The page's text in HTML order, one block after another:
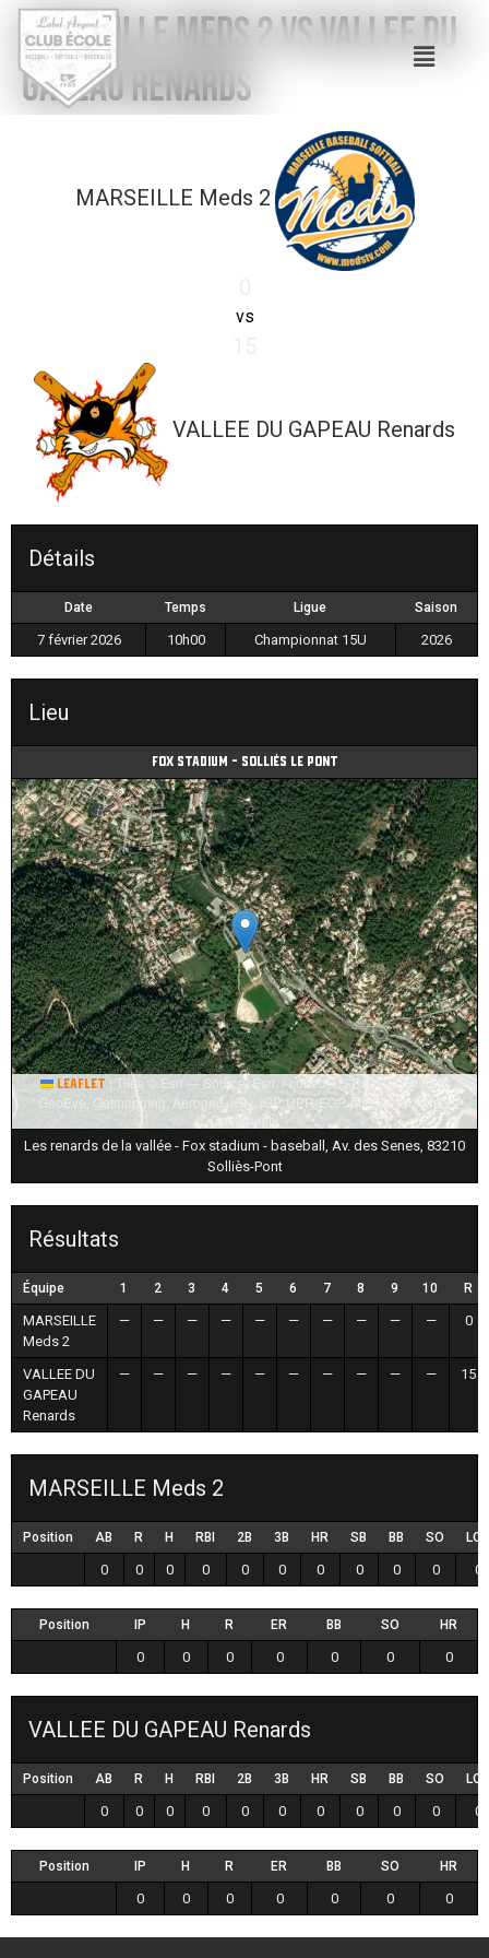
MARSEILLE Meds 2 vs VALLEE DU
GAPEAU Renards
MARSEILLE Meds 2
vs
VALLEE DU GAPEAU Renards
Détails
Date Temps Ligue Saison
7 février 2026 10h00 Championnat 15U 2026
Lieu
Fox Stadium - Solliès le Pont
Leaflet | Tiles © Esri — Source: Esri, i-cubed, USDA, USGS, AEX,
GeoEye, Getmapping, Aerogrid, IGN, IGP, UPR-EGP, and the GIS User
Community
Les renards de la vallée - Fox stadium - baseball, Av. des Senes, 83210
Solliès-Pont
Résultats
Équipe 1 2 3 4 5 6 7 8 9 10 R
MARSEILLE
Meds 2
— — — — — — — — — — 0
VALLEE DU
GAPEAU
Renards
— — — — — — — — — — 15
MARSEILLE Meds 2
Position AB R H RBI 2B 3B HR SB BB SO LOB
0 0 0 0 0 0 0 0 0 0 0
Position IP H R ER BB SO HR
0 0 0 0 0 0 0
VALLEE DU GAPEAU Renards
Position AB R H RBI 2B 3B HR SB BB SO LOB
0 0 0 0 0 0 0 0 0 0 0
Position IP H R ER BB SO HR
0 0 0 0 0 0 0